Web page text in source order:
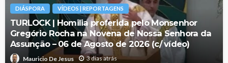
DIÁSPORA VÍDEOS | REPORTAGENS
TURLOCK | Homilia proferida pelo Monsenhor
Gregório Rocha na Novena de Nossa Senhora da
Assunção – 06 de Agosto de 2026 (c/ vídeo)
Mauricio De Jesus 3 dias atrás